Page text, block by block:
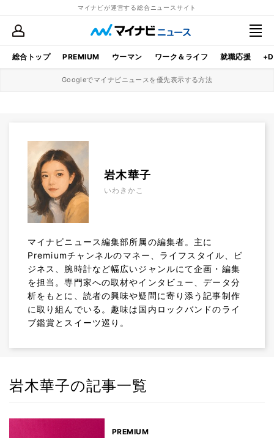
マイナビが運営する総合ニュースサイト
総合トップ PREMIUM ウーマン ワーク＆ライフ 就職応援
Googleでマイナビニュースを優先表示する方法
岩木華子
いわきかこ
マイナビニュース編集部所属の編集者。主に
Premiumチャンネルのマネー、ライフスタイル、ビ
ジネス、腕時計など幅広いジャンルにて企画・編集
を担当。専門家への取材やインタビュー、データ分
析をもとに、読者の興味や疑問に寄り添う記事制作
に取り組んでいる。趣味は国内ロックバンドのライ
ブ鑑賞とスイーツ巡り。
岩木華子の記事一覧
PREMIUM